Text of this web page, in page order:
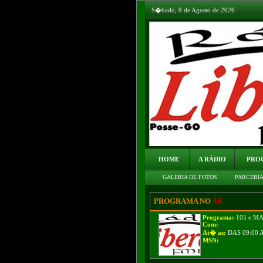
S�bado, 8 de Agosto de 2026
HOME A RÁDIO
GALERIA DE FOTOS
PROGRAMA NOAR
Programa: 105 e
Com:
At� as: DAS 09:00
MSN: